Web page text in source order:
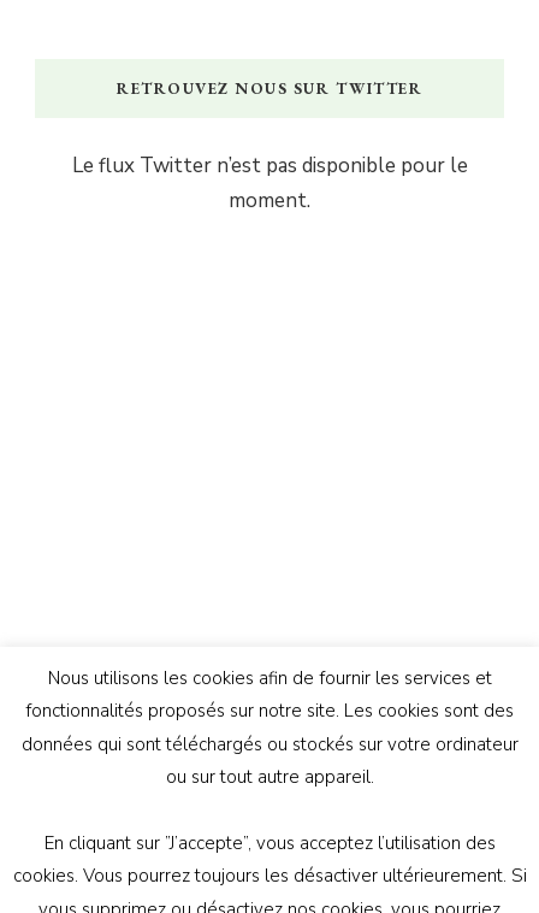
RETROUVEZ NOUS SUR TWITTER
Le flux Twitter n’est pas disponible pour le
moment.
© Copyright 2026 Génération Athée
. Tous droits
Vilva | Développé par
Nous utilisons les cookies afin de fournir les services et
fonctionnalités proposés sur notre site. Les cookies sont des
données qui sont téléchargés ou stockés sur votre ordinateur
ou sur tout autre appareil.
En cliquant sur ”J’accepte”, vous acceptez l’utilisation des
cookies. Vous pourrez toujours les désactiver ultérieurement. Si